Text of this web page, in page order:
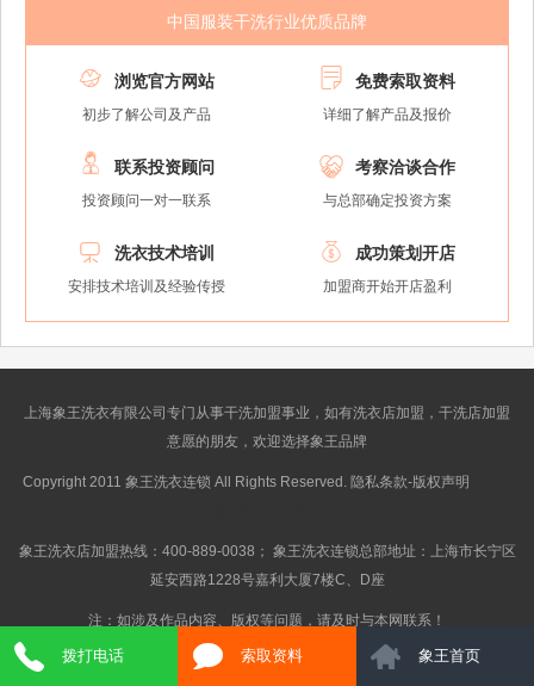
中国服装干洗行业优质品牌
 浏览官方网站
初步了解公司及产品
 免费索取资料
详细了解产品及报价
 联系投资顾问
投资顾问一对一联系
 考察洽谈合作
与总部确定投资方案
 洗衣技术培训
安排技术培训及经验传授
 成功策划开店
加盟商开始开店盈利
上海象王洗衣有限公司专门从事干洗加盟事业，如有洗衣店加盟，干洗店加盟
意愿的朋友，欢迎选择象王品牌
Copyright 2011 象王洗衣连锁 All Rights Reserved. 隐私条款-版权声明
象王洗衣店加盟热线：400-889-0038； 象王洗衣连锁总部地址：上海市长宁区
延安西路1228号嘉利大厦7楼C、D座
注：如涉及作品内容、版权等问题，请及时与本网联系！
拨打电话 索取资料 象王首页
} Get_Spider();